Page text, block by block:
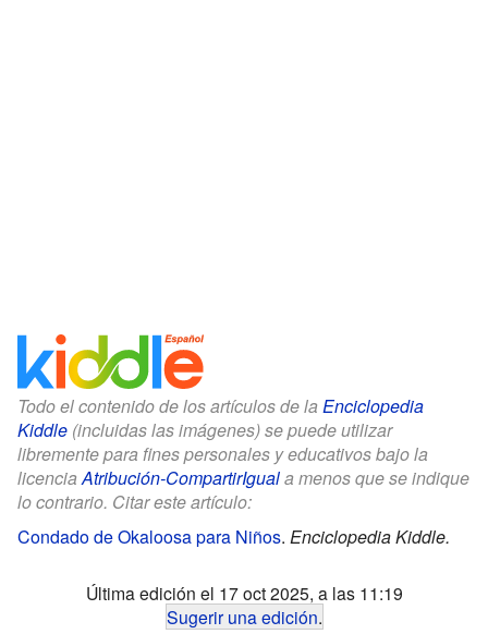
Todo el contenido de los artículos de la Enciclopedia
Kiddle (incluidas las imágenes) se puede utilizar
libremente para fines personales y educativos bajo la
licenciaAtribución-CompartirIguala menos que se indique
lo contrario. Citar este artículo:
Condado de Okaloosa para Niños. Enciclopedia Kiddle.
Última edición el 17 oct 2025, a las 11:19
Sugerir una edición.